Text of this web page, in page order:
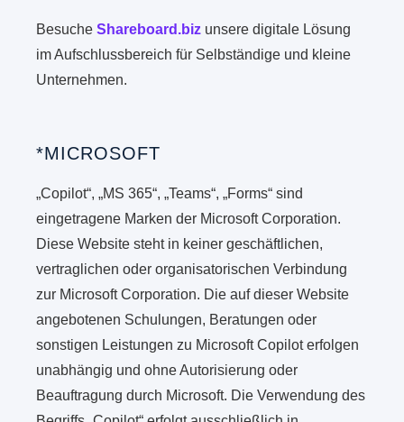
BesucheShareboard.biz unsere digitale Lösung
im Aufschlussbereich für Selbständige und kleine
Unternehmen.
*MICROSOFT
„Copilot“, „MS 365“, „Teams“, „Forms“ sind
eingetragene Marken der Microsoft Corporation.
Diese Website steht in keiner geschäftlichen,
vertraglichen oder organisatorischen Verbindung
zur Microsoft Corporation. Die auf dieser Website
angebotenen Schulungen, Beratungen oder
sonstigen Leistungen zu Microsoft Copilot erfolgen
unabhängig und ohne Autorisierung oder
Beauftragung durch Microsoft. Die Verwendung des